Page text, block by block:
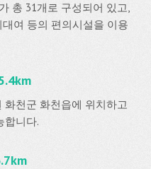
총 31개로 구성되어 있고,
대여 등의 편의시설을 이용
천군 화천읍에 위치하고
합니다.